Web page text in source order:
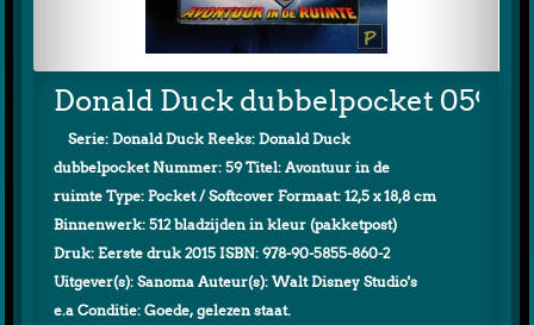
Donald Duck dubbelpocket 059
Serie: Donald Duck Reeks: Donald Duck
dubbelpocket Nummer: 59 Titel: Avontuur in de
ruimte Type: Pocket / Softcover Formaat: 12,5 x 18,8 cm
Binnenwerk: 512 bladzijden in kleur (pakketpost)
Druk: Eerste druk 2015 ISBN: 978-90-5855-860-2
Uitgever(s): Sanoma Auteur(s): Walt Disney Studio's
e.a Conditie: Goede, gelezen staat.